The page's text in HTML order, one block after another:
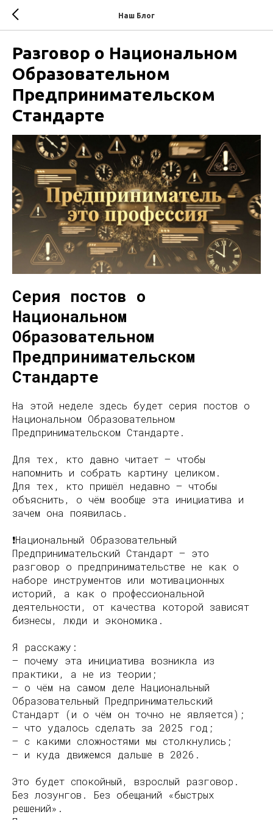
Наш Блог
Разговор о Национальном
Образовательном
Предпринимательском
Стандарте
Серия постов о
Национальном
Образовательном
Предпринимательском
Стандарте
На этой неделе здесь будет серия постов о
Национальном Образовательном
Предпринимательском Стандарте.
Для тех, кто давно читает — чтобы
напомнить и собрать картину целиком.
Для тех, кто пришёл недавно — чтобы
объяснить, о чём вообще эта инициатива и
зачем она появилась.
❗️Национальный Образовательный
Предпринимательский Стандарт — это
разговор о предпринимательстве не как о
наборе инструментов или мотивационных
историй, а как о профессиональной
деятельности, от качества которой зависят
бизнесы, люди и экономика.
Я расскажу:
— почему эта инициатива возникла из
практики, а не из теории;
— о чём на самом деле Национальный
Образовательный Предпринимательский
Стандарт (и о чём он точно не является);
— что удалось сделать за 2025 год;
— с какими сложностями мы столкнулись;
— и куда движемся дальше в 2026.
Это будет спокойный, взрослый разговор.
Без лозунгов. Без обещаний «быстрых
решений».